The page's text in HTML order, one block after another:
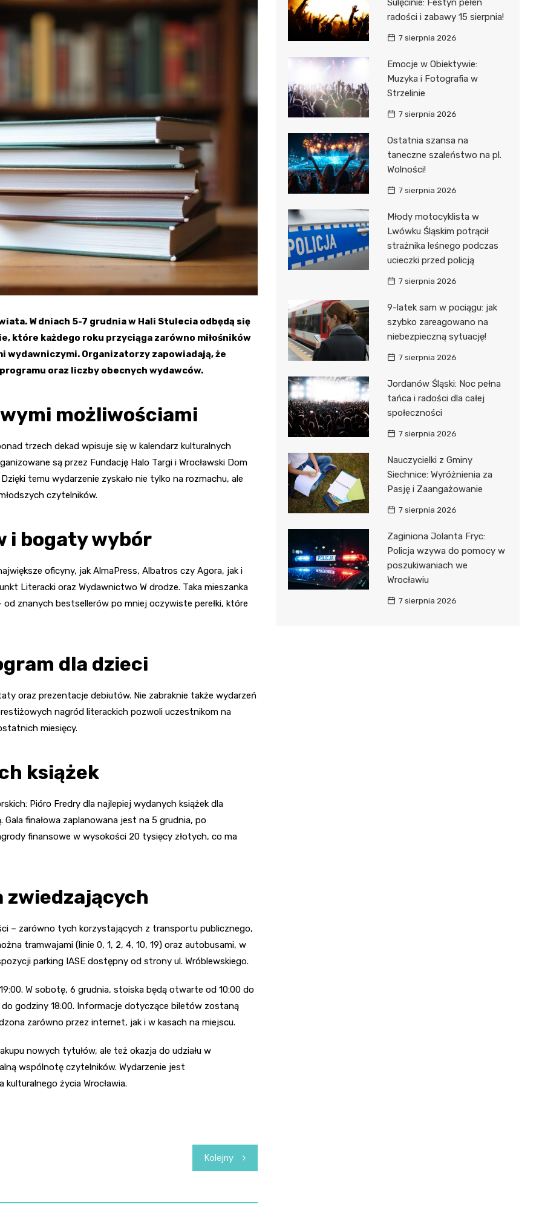
Fryzjer
W dniach 5-7 grudnia w Hali Stulecia odbędą się
które każdego roku przyciąga zarówno miłośników
Organizatorzy zapowiadają, że
oraz liczby obecnych wydawców.
możliwościami
trzech dekad wpisuje się w kalendarz kulturalnych
są przez Fundację Halo Targi i Wrocławski Dom
temu wydarzenie zyskało nie tylko na rozmachu, ale
czytelników.
i bogaty wybór
oficyny, jak AlmaPress, Albatros czy Agora, jak i
Literacki oraz Wydawnictwo W drodze. Taka mieszanka
znanych bestsellerów po mniej oczywiste perełki, które
dla dzieci
oraz prezentacje debiutów. Nie zabraknie także wydarzeń
nagród literackich pozwoli uczestnikom na
miesięcy.
książek
Pióro Fredry dla najlepiej wydanych książek dla
finałowa zaplanowana jest na 5 grudnia, po
finansowe w wysokości 20 tysięcy złotych, co ma
zwiedzających
– zarówno tych korzystających z transportu publicznego,
tramwajami (linie 0, 1, 2, 4, 10, 19) oraz autobusami, w
parking IASE dostępny od strony ul. Wróblewskiego.
W sobotę, 6 grudnia, stoiska będą otwarte od 10:00 do
godziny 18:00. Informacje dotyczące biletów zostaną
zarówno przez internet, jak i w kasach na miejscu.
nowych tytułów, ale też okazja do udziału w
wspólnotę czytelników. Wydarzenie jest
życia Wrocławia.
Kolejny
Sulęcinie: Festyn pełen
radości i zabawy 15 sierpnia!
7 sierpnia 2026
Emocje w Obiektywie:
Muzyka i Fotografia w
Strzelinie
7 sierpnia 2026
Ostatnia szansa na
taneczne szaleństwo na pl.
Wolności!
7 sierpnia 2026
Młody motocyklista w
Lwówku Śląskim potrącił
strażnika leśnego podczas
ucieczki przed policją
7 sierpnia 2026
9-latek sam w pociągu: jak
szybko zareagowano na
niebezpieczną sytuację!
7 sierpnia 2026
Jordanów Śląski: Noc pełna
tańca i radości dla całej
społeczności
7 sierpnia 2026
Nauczycielki z Gminy
Siechnice: Wyróżnienia za
Pasję i Zaangażowanie
7 sierpnia 2026
Zaginiona Jolanta Fryc:
Policja wzywa do pomocy w
poszukiwaniach we
Wrocławiu
7 sierpnia 2026